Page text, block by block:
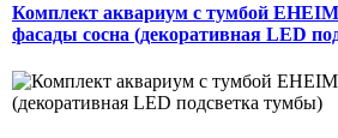
Комплект аквариум с тумбой
фасады сосна (декоративная LED